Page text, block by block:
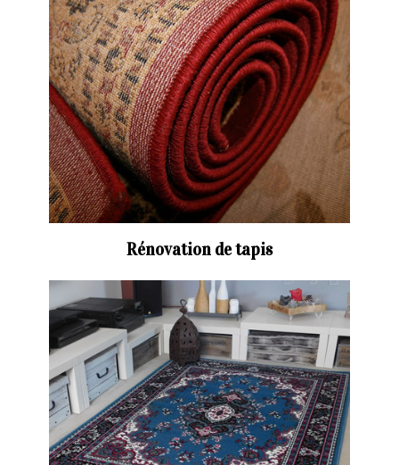
Rénovation de tapis